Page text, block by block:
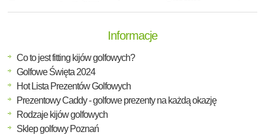
Informacje
Co to jest fitting kijów golfowych?
Golfowe Święta 2024
Hot Lista Prezentów Golfowych
Prezentowy Caddy - golfowe prezenty na każdą okazję
Rodzaje kijów golfowych
Sklep golfowy Poznań